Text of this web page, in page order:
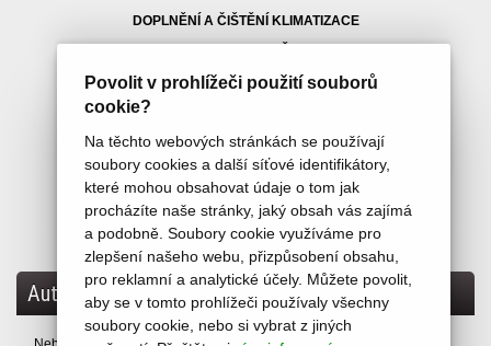
Povolit v prohlížeči použití souborů
cookie?
Na těchto webových stránkách se používají
soubory cookies a další síťové identifikátory,
které mohou obsahovat údaje o tom jak
procházíte naše stránky, jaký obsah vás zajímá
a podobně. Soubory cookie využíváme pro
zlepšení našeho webu, přizpůsobení obsahu,
pro reklamní a analytické účely. Můžete povolit,
aby se v tomto prohlížeči používaly všechny
soubory cookie, nebo si vybrat z jiných
DOPLNĚNÍ A ČIŠTĚNÍ KLIMATIZACE
OPRAVY VOZIDEL
PŘÍPRAVA A PROVEDENÍ ST K
Auta